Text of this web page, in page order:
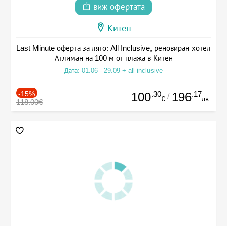
виж офертата
Китен
Last Minute оферта за лято: All Inclusive, реновиран хотел
Атлиман на 100 м от плажа в Китен
Дата: 01.06 - 29.09 + all inclusive
-15%
118.00€ 100.30
€ / 196.17
лв.